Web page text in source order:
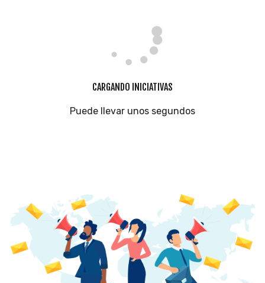
CARGANDO INICIATIVAS
Puede llevar unos segundos